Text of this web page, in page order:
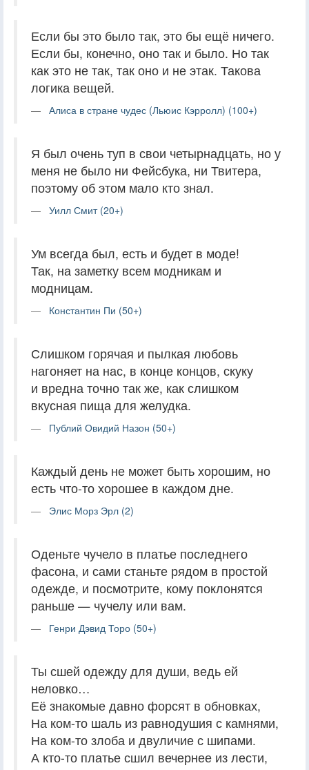
Если бы это было так, это бы ещё ничего.
Если бы, конечно, оно так и было. Но так
как это не так, так оно и не этак. Такова
логика вещей.
Алиса в стране чудес (Льюис Кэрролл) (100+)
Я был очень туп в свои четырнадцать, но у
меня не было ни Фейсбука, ни Твитера,
поэтому об этом мало кто знал.
Уилл Смит (20+)
Ум всегда был, есть и будет в моде!
Так, на заметку всем модникам и
модницам.
Константин Пи (50+)
Слишком горячая и пылкая любовь
нагоняет на нас, в конце концов, скуку
и вредна точно так же, как слишком
вкусная пища для желудка.
Публий Овидий Назон (50+)
Каждый день не может быть хорошим, но
есть что-то хорошее в каждом дне.
Элис Морз Эрл (2)
Оденьте чучело в платье последнего
фасона, и сами станьте рядом в простой
одежде, и посмотрите, кому поклонятся
раньше — чучелу или вам.
Генри Дэвид Торо (50+)
Ты сшей одежду для души, ведь ей
неловко…
Её знакомые давно форсят в обновках,
На ком-то шаль из равнодушия с камнями,
На ком-то злоба и двуличие с шипами.
А кто-то платье сшил вечернее из лести,